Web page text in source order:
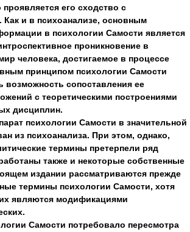
его сходство с
Как и в психоанализе, основным
в психологии Самости является
проникновение в
человека, достигаемое в процессе
принципом психологии Самости
возможность сопоставления ее
с теоретическими построениями
дисциплин.
психологии Самости в значительной
из психоанализа. При этом, однако,
термины претерпели ряд
также и некоторые собственные
издании рассматриваются прежде
термины психологии Самости, хотя
являются модификациями
Самости потребовало пересмотра